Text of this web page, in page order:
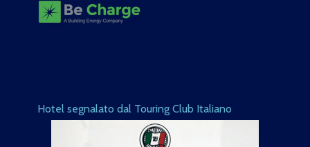
Hotel segnalato dal Touring Club Italiano